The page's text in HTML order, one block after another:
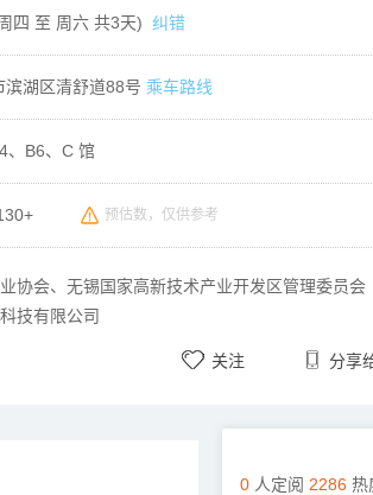
四 至 周六 共3天) 纠错
滨湖区清舒道88号 乘车路线
、B6、C 馆
预估数，仅供参考
协会、无锡国家高新技术产业开发区管理委员会
技有限公司
关注 分享
0 人定阅 2286 热